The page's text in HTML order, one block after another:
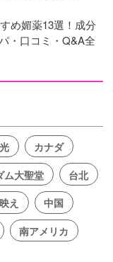
め媚薬13選！成分
・口コミ・Q&A全
カナダ
ム大聖堂
台北
え
中国
南アメリカ